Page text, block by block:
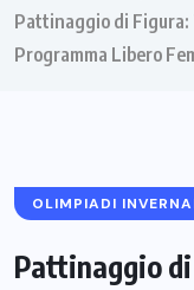
Pattinaggio di Figura:
Programma Libero
OLIMPIADI
Pattinaggio